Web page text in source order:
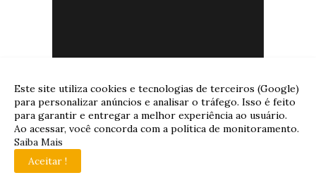
Este site utiliza cookies e tecnologias de terceiros (Google)
para personalizar anúncios e analisar o tráfego. Isso é feito
para garantir e entregar a melhor experiência ao usuário.
Ao acessar, você concorda com a política de monitoramento.
Saiba Mais
Aceitar !